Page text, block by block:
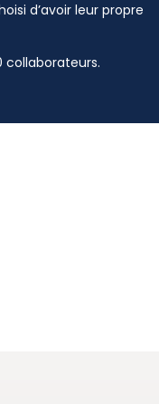
d’avoir leur propre
collaborateurs.